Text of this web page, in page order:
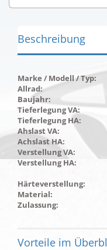
Beschreibung
Marke / Modell / Typ:
Allrad:
Baujahr:
Tieferlegung VA:
Tieferlegung HA:
Ahslast VA:
Achslast HA:
Verstellung VA:
Verstellung HA:
Härteverstellung:
Material:
Zulassung:
Vorteile im